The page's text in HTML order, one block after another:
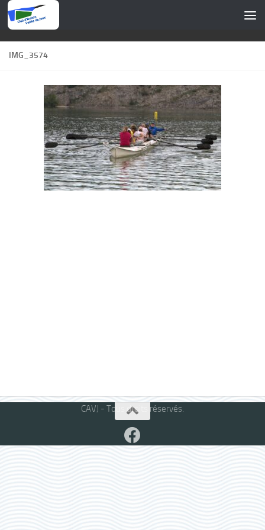
Skip to content
IMG_3574
CAVJ - Tous droits réservés.